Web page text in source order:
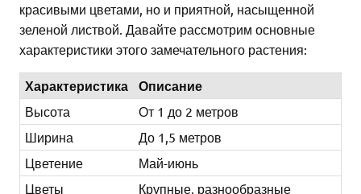
красивыми цветами, но и приятной, насыщенной
зеленой листвой. Давайте рассмотрим основные
характеристики этого замечательного растения:
Характеристика Описание
Высота
От 1 до 2 метров
Ширина
До 1,5 метров
Цветение
Май-июнь
Цветы
Крупные, разнообразные